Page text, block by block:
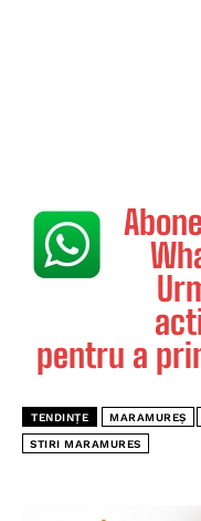
pentru a
TENDINȚE MARAMUREȘ
STIRI MARAMURES